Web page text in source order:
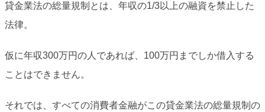
貸金業法の総量規制とは、年収の1/3以上の融資を禁止した
法律。
仮に年収300万円の人であれば、100万円までしか借入する
ことはできません。
それでは、すべての消費者金融がこの貸金業法の総量規制の